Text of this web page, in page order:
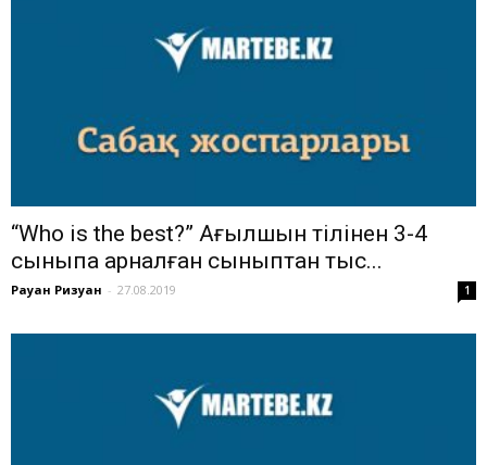
“Who is the best?” Ағылшын тілінен 3-4
сыныпқа арналған сыныптан тыс...
Рауан Ризуан - 27.08.2019 1